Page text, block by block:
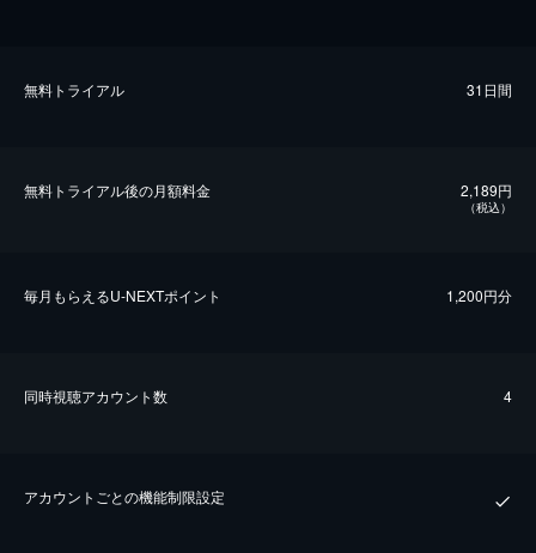
無料トライアル 31日間
無料トライアル後の⽉額料金 2,189円
（税込）
毎⽉もらえるU-NEXTポイント 1,200円分
同時視聴アカウント数 4
アカウントごとの機能制限設定